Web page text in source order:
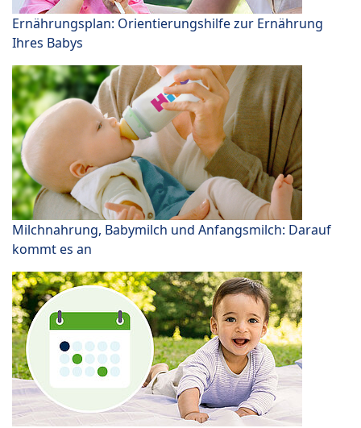
Ernährungsplan: Orientierungshilfe zur Ernährung
Ihres Babys
Milchnahrung, Babymilch und Anfangsmilch: Darauf
kommt es an